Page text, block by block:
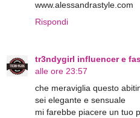
www.alessandrastyle.com
Rispondi
tr3ndygirl influencer e
alle ore 23:57
che meraviglia questo
sei elegante e sensuale
mi farebbe piacere un tuo